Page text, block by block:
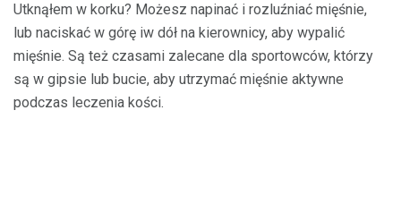
Utknąłem w korku? Możesz napinać i rozluźniać mięśnie,
lub naciskać w górę iw dół na kierownicy, aby wypalić
mięśnie. Są też czasami zalecane dla sportowców, którzy
są w gipsie lub bucie, aby utrzymać mięśnie aktywne
podczas leczenia kości.